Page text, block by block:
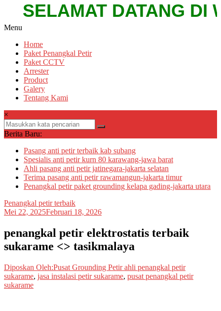
SELAMAT DATANG
Menu
Home
Paket Penangkal Petir
Paket CCTV
Arrester
Product
Galery
Tentang Kami
×
Berita Baru:
Pasang anti petir terbaik kab subang
Spesialis anti petir kurn 80 karawang-jawa barat
Ahli pasang anti petir jatinegara-jakarta selatan
Terima pasang anti petir rawamangun-jakarta timur
Penangkal petir paket grounding kelapa gading-jakarta utara
Penangkal petir terbaik
Mei 22, 2025Februari 18, 2026
penangkal petir elektrostatis terbaik
sukarame <> tasikmalaya
Diposkan Oleh:Pusat Grounding Petirahli penangkal petir
sukarame, jasa instalasi petir sukarame, pusat penangkal petir
sukarame